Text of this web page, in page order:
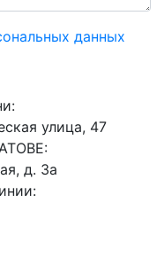
данных
улица, 47
д. 3а